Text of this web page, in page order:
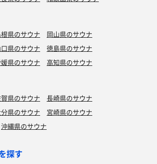
県のサウナ
岡山県のサウナ
県のサウナ
徳島県のサウナ
県のサウナ 高知県のサウナ
県のサウナ
長崎県のサウナ
県のサウナ
宮崎県のサウナ
沖縄県のサウナ
探す